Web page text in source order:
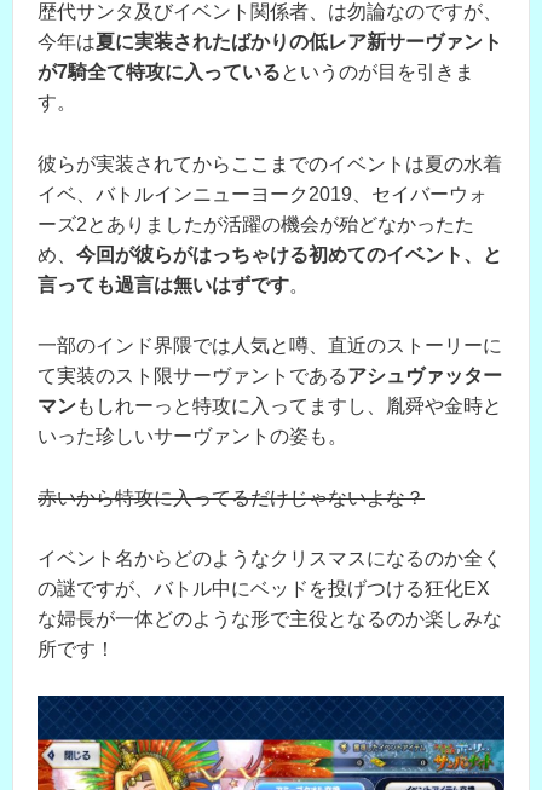
歴代サンタ及びイベント関係者、は勿論なのですが、
今年は夏に実装されたばかりの低レア新サーヴァント
が7騎全て特攻に入っているというのが目を引きま
す。
彼らが実装されてからここまでのイベントは夏の水着
イベ、バトルインニューヨーク2019、セイバーウォ
ーズ2とありましたが活躍の機会が殆どなかったた
め、 今回が彼らがはっちゃける初めてのイベント、と
言っても過言は無いはずです。
一部のインド界隈では人気と噂、直近のストーリーに
て実装のスト限サーヴァントであるアシュヴァッター
マンもしれーっと特攻に入ってますし、胤舜や金時と
いった珍しいサーヴァントの姿も。
赤いから特攻に入ってるだけじゃないよな？
イベント名からどのようなクリスマスになるのか全く
の謎ですが、バトル中にベッドを投げつける狂化EX
な婦長が一体どのような形で主役となるのか楽しみな
所です！